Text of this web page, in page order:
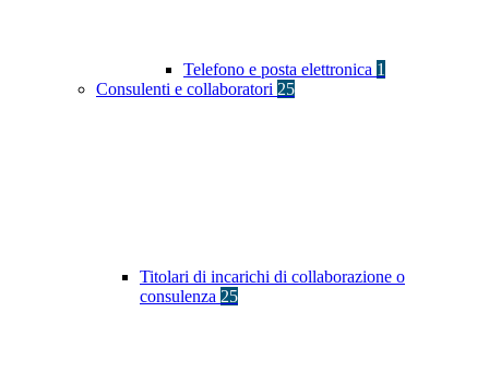
Telefono e posta elettronica 1
Consulenti e collaboratori 25
Titolari di incarichi di collaborazione o
consulenza 25